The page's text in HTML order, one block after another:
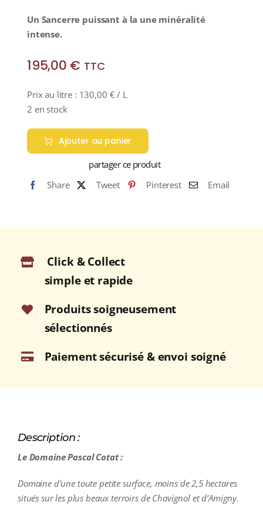
Un Sancerre puissant à la une minéralité
intense.
195,00 € TTC
Prix au litre : 130,00 € / L
2 en stock
Ajouter au panier
partager ce produit
Share
Tweet Pinterest Email
Click & Collect
simple et rapide
Produits soigneusement
sélectionnés
Paiement sécurisé & envoi soigné
Description :
Le Domaine Pascal Cotat :
Domaine d’une toute petite surface, moins de 2,5 hectares
situés sur les plus beaux terroirs de Chavignol et d’Amigny.